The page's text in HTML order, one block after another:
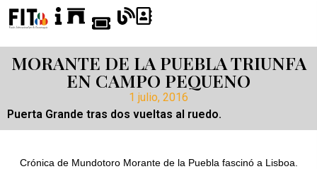
MORANTE DE LA PUEBLA TRIUNFA
EN CAMPO PEQUENO
1 julio, 2016
Puerta Grande tras dos vueltas al ruedo.
Crónica de Mundotoro Morante de la Puebla fascinó a Lisboa.